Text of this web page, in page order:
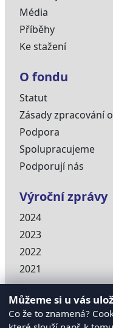
Můžeme si u vás
Co že to znamená?
Média
Příběhy
Ke stažení
O fondu
Statut
Zásady zpracování
Podpora
Spolupracujeme
Podporují nás
Výroční zprávy
2024
2023
2022
2021
...